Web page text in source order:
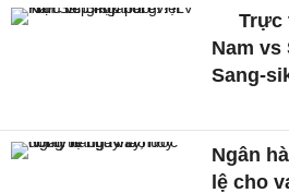
Trực
Nam vs
Sang-
Ngân
lệ cho